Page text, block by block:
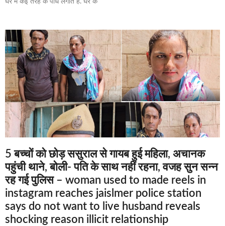
घर में कई तरह के पौधे लगाते हैं. घर के
5 बच्चों को छोड़ ससुराल से गायब हुई महिला, अचानक
पहुंची थाने, बोली- पति के साथ नहीं रहना, वजह सुन सन्न
रह गई पुलिस – woman used to made reels in
instagram reaches jaislmer police station
says do not want to live husband reveals
shocking reason illicit relationship